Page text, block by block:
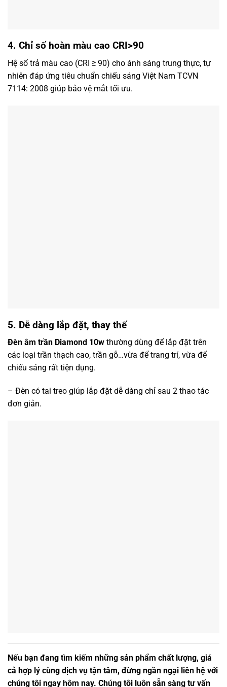
4. Chỉ số hoàn màu cao CRI>90
Hệ số trả màu cao (CRI ≥ 90) cho ánh sáng trung thực, tự
nhiên đáp ứng tiêu chuẩn chiếu sáng Việt Nam TCVN
7114: 2008 giúp bảo vệ mắt tối ưu.
5. Dễ dàng lắp đặt, thay thế
Đèn âm trần Diamond 10w thường dùng để lắp đặt trên
các loại trần thạch cao, trần gỗ…vừa để trang trí, vừa để
chiếu sáng rất tiện dụng.
– Đèn có tai treo giúp lắp đặt dễ dàng chỉ sau 2 thao tác
đơn giản.
Nếu bạn đang tìm kiếm những sản phẩm chất lượng, giá
cả hợp lý cùng dịch vụ tận tâm, đừng ngần ngại liên hệ với
chúng tôi ngay hôm nay. Chúng tôi luôn sẵn sàng tư vấn